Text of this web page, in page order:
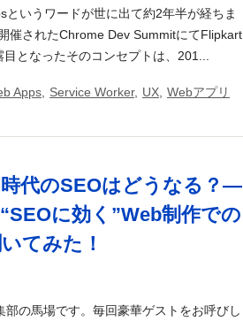
というワードが世に出て約2年半が経ちま
催されたChrome Dev SummitにてFlipkart
となったそのコンセプトは、201...
Apps Service Worker, UX Webアプリ
代のSEOはどうなる？―
に効く”Web制作での
てみた！
の馬場です。毎回豪華ゲストをお呼びし